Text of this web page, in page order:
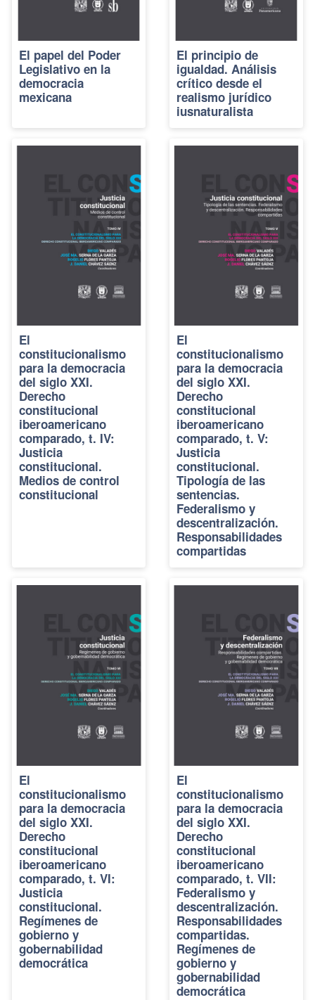
El papel del Poder
Legislativo en la
democracia
mexicana
El principio de
igualdad. Análisis
crítico desde el
realismo jurídico
iusnaturalista
El
constitucionalismo
para la democracia
del siglo XXI.
Derecho
constitucional
iberoamericano
comparado, t. IV:
Justicia
constitucional.
Medios de control
constitucional
El
constitucionalismo
para la democracia
del siglo XXI.
Derecho
constitucional
iberoamericano
comparado, t. V:
Justicia
constitucional.
Tipología de las
sentencias.
Federalismo y
descentralización.
Responsabilidades
compartidas
El
constitucionalismo
para la democracia
del siglo XXI.
Derecho
constitucional
iberoamericano
comparado, t. VI:
Justicia
constitucional.
Regímenes de
gobierno y
gobernabilidad
democrática
El
constitucionalismo
para la democracia
del siglo XXI.
Derecho
constitucional
iberoamericano
comparado, t. VII:
Federalismo y
descentralización.
Responsabilidades
compartidas.
Regímenes de
gobierno y
gobernabilidad
democrática